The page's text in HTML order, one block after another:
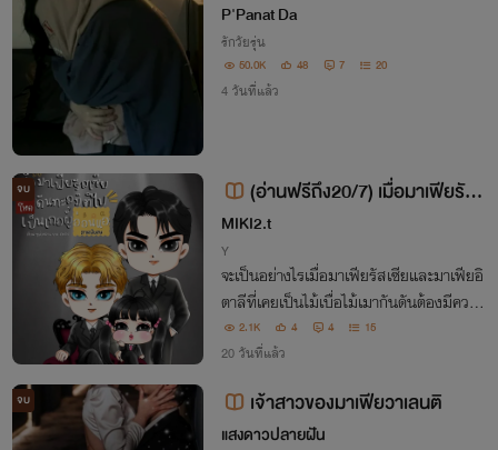
P'Panat Da
รักวัยรุ่น
50.0K 48 7 20
4 วันที่แล้ว
จบ
(อ่านฟรีถึง20/7) เมื่อมาเฟียรัสเ
ซียสุดโหดดันทะลุมิติไปเป็นเกอผู้อ่อน
แอ ภาคพิเศษ
MIKI2.t
Y
จะเป็นอย่างไรเมื่อมาเฟียรัสเซียและมาเฟียอิ
ตาลีที่เคยเป็นไม้เบื่อไม้เมากันดันต้องมีความ
สัมพันธ์ชั่วข้ามคืน จนเปลี่ยนจากอัลฟ่าสุดโ
หดให้กลายเป็นโอเมก้าแม่ลูกสอง
2.1K 4 4 15
20 วันที่แล้ว
จบ เจ้าสาวของมาเฟียวาเลนติ
แสงดาวปลายฝัน